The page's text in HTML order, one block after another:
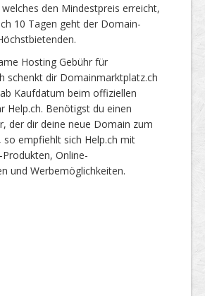
den Mindestpreis erreicht,
10 Tagen geht der Domain-
Hosting Gebühr für
schenkt dir Domainmarktplatz.ch
Kaufdatum beim offiziellen
Help.ch. Benötigst du einen
der dir deine neue Domain zum
so empfiehlt sich Help.ch mit
Online-
und Werbemöglichkeiten.